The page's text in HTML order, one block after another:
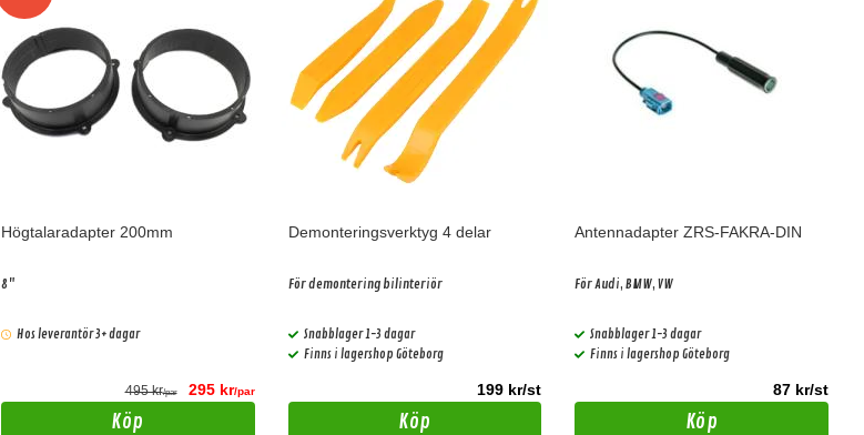
Högtalaradapter 200mm
8"
Hos leverantör 3+ dagar
495 kr/par 295 kr/par
Köp
Demonteringsverktyg 4 delar
För demontering bilinteriör
Snabblager 1-3 dagar
Finns i lagershop Göteborg
199 kr/st
Köp
Antennadapter ZRS-FAKRA-DIN
För Audi, BMW, VW
Snabblager 1-3 dagar
Finns i lagershop Göteborg
87 kr/st
Köp